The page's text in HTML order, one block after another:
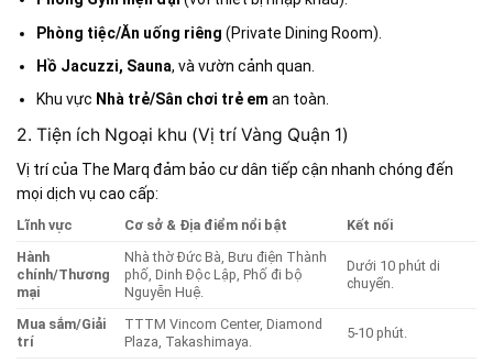
Phòng tiệc/Ăn uống riêng (Private Dining Room).
Hồ Jacuzzi, Sauna, và vườn cảnh quan.
Khu vực Nhà trẻ/Sân chơi trẻ em an toàn.
2. Tiện ích Ngoại khu (Vị trí Vàng Quận 1)
Vị trí của The Marq đảm bảo cư dân tiếp cận nhanh chóng đến
mọi dịch vụ cao cấp:
Lĩnh vực Cơ sở & Địa điểm nổi bật
Kết nối
Hành
chính/Thương
mại
Nhà thờ Đức Bà, Bưu điện Thành
phố, Dinh Độc Lập, Phố đi bộ
Nguyễn Huệ.
Dưới 10 phút di
chuyển.
Mua sắm/Giải
trí
TTTM Vincom Center, Diamond
Plaza, Takashimaya.
5-10 phút.